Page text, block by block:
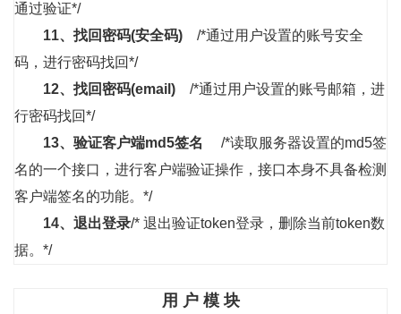
通过验证*/
11、 找回密码(安全码)
/*通过用户设置的账号安全
码，进行密码找回*/
12、 找回密码(email)
/*通过用户设置的账号邮箱，进
行密码找回*/
13、 验证客户端md5签名
/*读取服务器设置的md5签
名的一个接口，进行客户端验证操作，接口本身不具备检测
客户端签名的功能。*/
14、 退出登录/* 退出验证token登录，删除当前token数
据。*/
用 户 模 块